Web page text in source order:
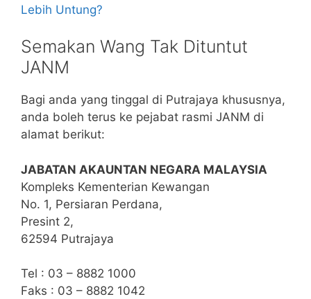
Lebih Untung?
Semakan Wang Tak Dituntut
JANM
Bagi anda yang tinggal di Putrajaya khususnya,
anda boleh terus ke pejabat rasmi JANM di
alamat berikut:
JABATAN AKAUNTAN NEGARA MALAYSIA
Kompleks Kementerian Kewangan
No. 1, Persiaran Perdana,
Presint 2,
62594 Putrajaya
Tel : 03 – 8882 1000
Faks : 03 – 8882 1042